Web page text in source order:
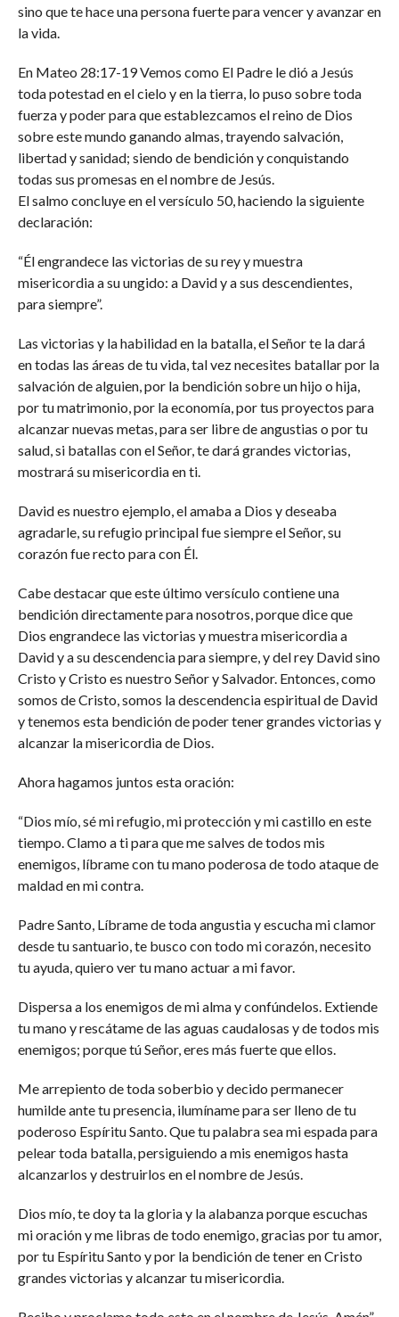
sino que te hace una persona fuerte para vencer y avanzar en
la vida.
En Mateo 28:17-19 Vemos como El Padre le dió a Jesús
toda potestad en el cielo y en la tierra, lo puso sobre toda
fuerza y poder para que establezcamos el reino de Dios
sobre este mundo ganando almas, trayendo salvación,
libertad y sanidad; siendo de bendición y conquistando
todas sus promesas en el nombre de Jesús.
El salmo concluye en el versículo 50, haciendo la siguiente
declaración:
“Él engrandece las victorias de su rey y muestra
misericordia a su ungido: a David y a sus descendientes,
para siempre”.
Las victorias y la habilidad en la batalla, el Señor te la dará
en todas las áreas de tu vida, tal vez necesites batallar por la
salvación de alguien, por la bendición sobre un hijo o hija,
por tu matrimonio, por la economía, por tus proyectos para
alcanzar nuevas metas, para ser libre de angustias o por tu
salud, si batallas con el Señor, te dará grandes victorias,
mostrará su misericordia en ti.
David es nuestro ejemplo, el amaba a Dios y deseaba
agradarle, su refugio principal fue siempre el Señor, su
corazón fue recto para con Él.
Cabe destacar que este último versículo contiene una
bendición directamente para nosotros, porque dice que
Dios engrandece las victorias y muestra misericordia a
David y a su descendencia para siempre, y del rey David sino
Cristo y Cristo es nuestro Señor y Salvador. Entonces, como
somos de Cristo, somos la descendencia espiritual de David
y tenemos esta bendición de poder tener grandes victorias y
alcanzar la misericordia de Dios.
Ahora hagamos juntos esta oración:
“Dios mío, sé mi refugio, mi protección y mi castillo en este
tiempo. Clamo a ti para que me salves de todos mis
enemigos, líbrame con tu mano poderosa de todo ataque de
maldad en mi contra.
Padre Santo, Líbrame de toda angustia y escucha mi clamor
desde tu santuario, te busco con todo mi corazón, necesito
tu ayuda, quiero ver tu mano actuar a mi favor.
Dispersa a los enemigos de mi alma y confúndelos. Extiende
tu mano y rescátame de las aguas caudalosas y de todos mis
enemigos; porque tú Señor, eres más fuerte que ellos.
Me arrepiento de toda soberbio y decido permanecer
humilde ante tu presencia, ilumíname para ser lleno de tu
poderoso Espíritu Santo. Que tu palabra sea mi espada para
pelear toda batalla, persiguiendo a mis enemigos hasta
alcanzarlos y destruirlos en el nombre de Jesús.
Dios mío, te doy ta la gloria y la alabanza porque escuchas
mi oración y me libras de todo enemigo, gracias por tu amor,
por tu Espíritu Santo y por la bendición de tener en Cristo
grandes victorias y alcanzar tu misericordia.